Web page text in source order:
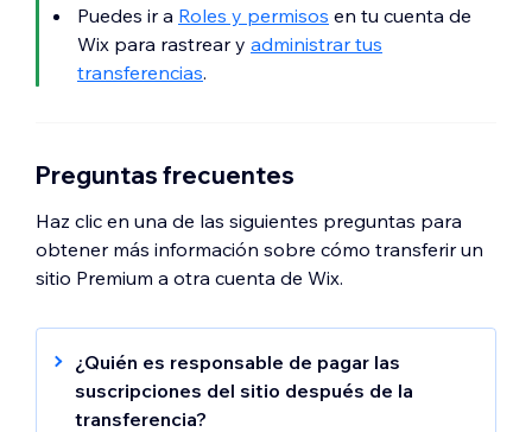
Puedes ir a Roles y permisos en tu cuenta de
Wix para rastrear y administrar tus
transferencias.
Preguntas frecuentes
Haz clic en una de las siguientes preguntas para
obtener más información sobre cómo transferir un
sitio Premium a otra cuenta de Wix.
¿Quién es responsable de pagar las
suscripciones del sitio después de la
transferencia?